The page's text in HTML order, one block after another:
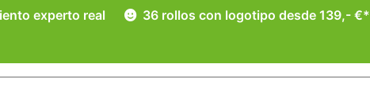
experto real
36 rollos con logotipo desde 139,- €*